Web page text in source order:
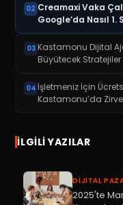
02 Creamaxi Vaka
Google’da Nasıl 1.
03 Kastamonu Dijital
Büyütecek Stratejiler
04 İşletmeniz İçin
Kastamonu’da
İLGILI YAZILAR
DIJITAL
2025'te